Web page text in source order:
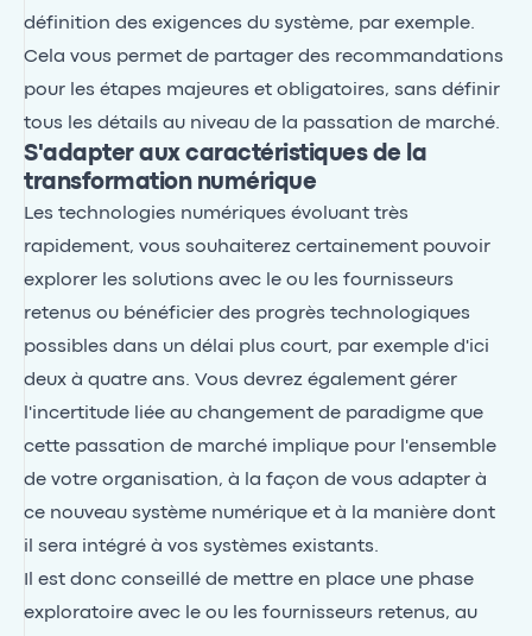
définition des exigences du système, par exemple.
Cela vous permet de partager des recommandations
pour les étapes majeures et obligatoires, sans définir
tous les détails au niveau de la passation de marché.
S'adapter aux caractéristiques de la
transformation numérique
Les technologies numériques évoluant très
rapidement, vous souhaiterez certainement pouvoir
explorer les solutions avec le ou les fournisseurs
retenus ou bénéficier des progrès technologiques
possibles dans un délai plus court, par exemple d'ici
deux à quatre ans. Vous devrez également gérer
l'incertitude liée au changement de paradigme que
cette passation de marché implique pour l'ensemble
de votre organisation, à la façon de vous adapter à
ce nouveau système numérique et à la manière dont
il sera intégré à vos systèmes existants.
Il est donc conseillé de mettre en place une phase
exploratoire avec le ou les fournisseurs retenus, au